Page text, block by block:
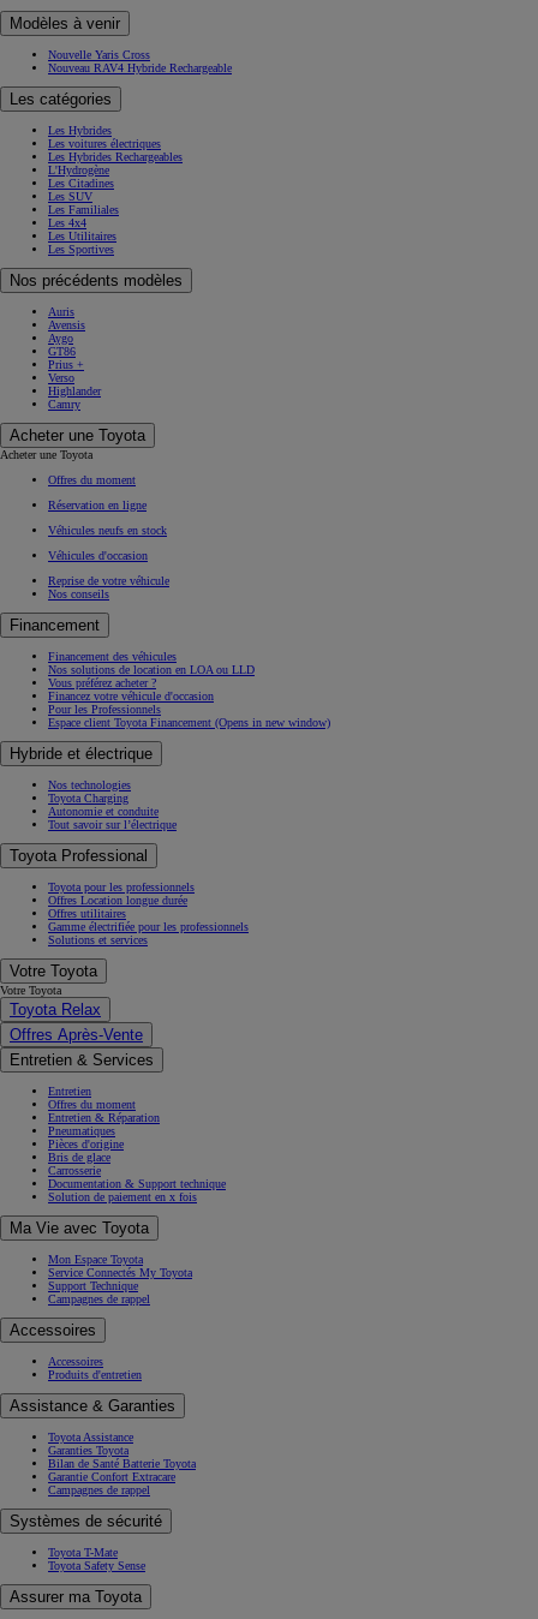
Modèles à venir
Nouvelle Yaris Cross
Nouveau RAV4 Hybride Rechargeable
Les catégories
Les Hybrides
Les voitures électriques
Les Hybrides Rechargeables
L'Hydrogène
Les Citadines
Les SUV
Les Familiales
Les 4x4
Les Utilitaires
Les Sportives
Nos précédents modèles
Auris
Avensis
Aygo
GT86
Prius +
Verso
Highlander
Camry
Acheter une Toyota
Acheter une Toyota
Offres du moment
Réservation en ligne
Véhicules neufs en stock
Véhicules d'occasion
Reprise de votre véhicule
Nos conseils
Financement
Financement des véhicules
Nos solutions de location en LOA ou LLD
Vous préférez acheter ?
Financez votre véhicule d'occasion
Pour les Professionnels
Espace client Toyota Financement (Opens in new window)
Hybride et électrique
Nos technologies
Toyota Charging
Autonomie et conduite
Tout savoir sur l’électrique
Toyota Professional
Toyota pour les professionnels
Offres Location longue durée
Offres utilitaires
Gamme électrifiée pour les professionnels
Solutions et services
Votre Toyota
Votre Toyota
Toyota Relax
Offres Après-Vente
Entretien & Services
Entretien
Offres du moment
Entretien & Réparation
Pneumatiques
Pièces d'origine
Bris de glace
Carrosserie
Documentation & Support technique
Solution de paiement en x fois
Ma Vie avec Toyota
Mon Espace Toyota
Service Connectés My Toyota
Support Technique
Campagnes de rappel
Accessoires
Accessoires
Produits d'entretien
Assistance & Garanties
Toyota Assistance
Garanties Toyota
Bilan de Santé Batterie Toyota
Garantie Confort Extracare
Campagnes de rappel
Systèmes de sécurité
Toyota T-Mate
Toyota Safety Sense
Assurer ma Toyota